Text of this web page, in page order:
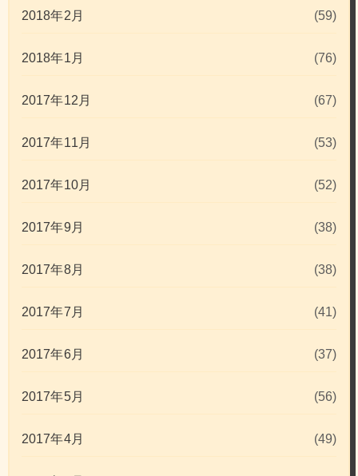
2018年2月 (59)
2018年1月 (76)
2017年12月 (67)
2017年11月 (53)
2017年10月 (52)
2017年9月 (38)
2017年8月 (38)
2017年7月 (41)
2017年6月 (37)
2017年5月 (56)
2017年4月 (49)